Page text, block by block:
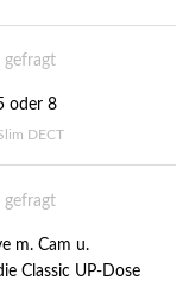
oder 8
gefragt
DECT
m. Cam u.
Classic UP-Dose
gefragt